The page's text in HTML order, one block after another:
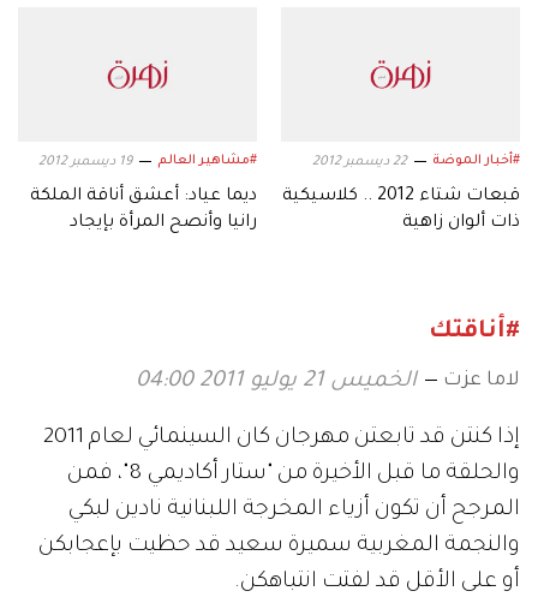
#أخبار الموضة 22 ديسمبر 2012
قبعات شتاء 2012 .. كلاسيكية
ذات ألوان زاهية
#مشاهير العالم 19 ديسمبر 2012
ديما عياد: أعشق أناقة الملكة
رانيا وأنصح المرأة بإيجاد
#أناقتك
لاما عزت الخميس 21 يوليو 2011 04:00
إذا كنتن قد تابعتن مهرجان كان السينمائي لعام 2011
والحلقة ما قبل الأخيرة من "ستار أكاديمي 8"، فمن
المرجح أن تكون أزياء المخرجة اللبنانية نادين لبكي
والنجمة المغربية سميرة سعيد قد حظيت بإعجابكن
أو على الأقل قد لفتت انتباهكن.